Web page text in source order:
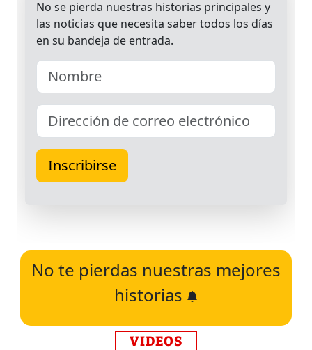
No te pierdas nuestras mejores
historias
VIDEOS